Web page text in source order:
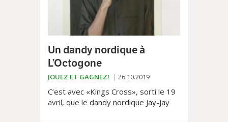
Un dandy nordique à
L’Octogone
JOUEZ ET GAGNEZ! 26.10.2019
C’est avec «Kings Cross», sorti le 19
avril, que le dandy nordique Jay-Jay